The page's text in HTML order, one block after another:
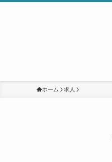
ホーム 求人